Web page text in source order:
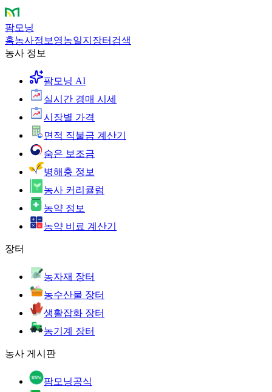
팜모닝
홈농사정보 영농일지 장터 검색
농사 정보
팜모닝 AI
실시간 경매 시세
시장별 가격
면적 직불금 계산기
숨은 보조금
병해충 정보
농사 커리큘럼
농약 정보
농약 비료 계산기
장터
농자재 장터
농수산물 장터
생활잡화 장터
농기계 장터
농사 게시판
팜모닝공식